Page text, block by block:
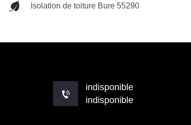
Isolation de toiture Bure 55290
indisponible
indisponible